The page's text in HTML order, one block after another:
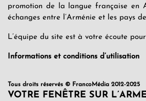
promotion de la langue française en
échanges entre l’Arménie et les pays
L’équipe du site est à votre écoute
Informations et conditions d’utilisation
Tous droits réservés © FrancoMédia 2012-2025
VOTRE FENÊTRE SUR